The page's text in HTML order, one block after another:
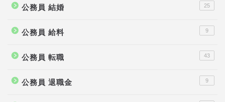
公務員 結婚 25
公務員 給料 9
公務員 転職 43
公務員 退職金 9